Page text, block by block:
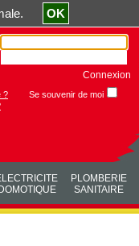
Connexion
?
Se souvenir de moi
DOMOTIQUE
PLOMBERIE
SANITAIRE
OK